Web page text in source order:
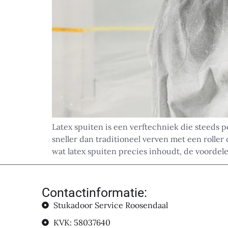
Latex spuiten is een verftechniek die steeds
sneller dan traditioneel verven met een
wat latex spuiten precies inhoudt, de
Contactinformatie:
Stukadoor Service Roosendaal
KVK: 58037640